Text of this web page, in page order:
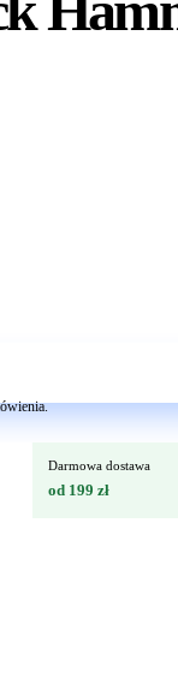
Darmowa dostawa
od 199 zł